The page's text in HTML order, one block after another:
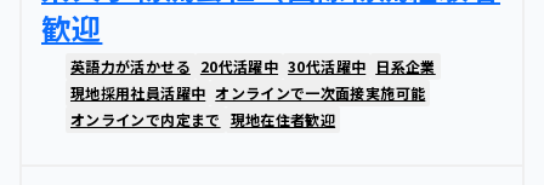
歓迎
英語力が活かせる 20代活躍中 30代活躍中 日系企業
現地採用社員活躍中 オンラインで一次面接実施可能
オンラインで内定まで 現地在住者歓迎